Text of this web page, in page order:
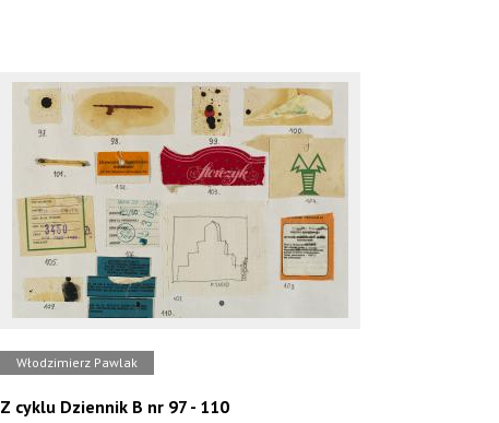
Włodzimierz Pawlak
Z cyklu Dziennik B nr 97 - 110